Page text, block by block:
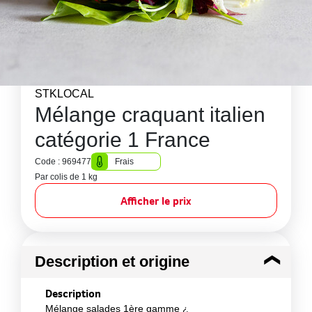
STKLOCAL
Mélange craquant italien
catégorie 1 France
Code : 969477
Frais
Par colis de 1 kg
Afficher le prix
Description et origine
Description
Mélange salades 1ère gamme ¿